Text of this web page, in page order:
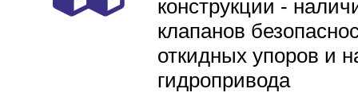
конструкции -
клапанов
откидных упоров и
гидропривода